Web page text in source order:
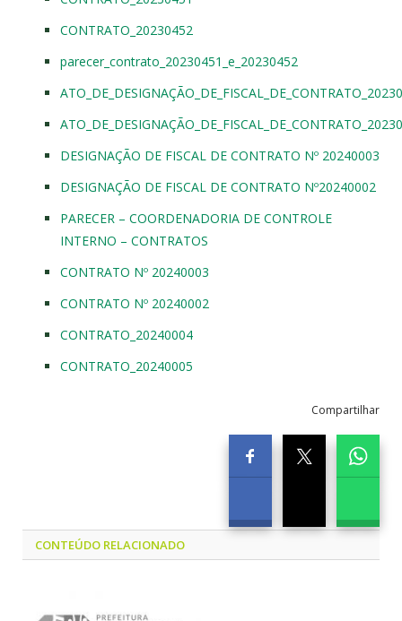
CONTRATO_20230452
parecer_contrato_20230451_e_20230452
DESIGNAÇÃO DE FISCAL DE CONTRATO Nº 20240003
DESIGNAÇÃO DE FISCAL DE CONTRATO Nº20240002
PARECER – COORDENADORIA DE CONTROLE
INTERNO – CONTRATOS
CONTRATO Nº 20240003
CONTRATO Nº 20240002
CONTRATO_20240004
CONTRATO_20240005
Compartilhar
CONTEÚDO RELACIONADO